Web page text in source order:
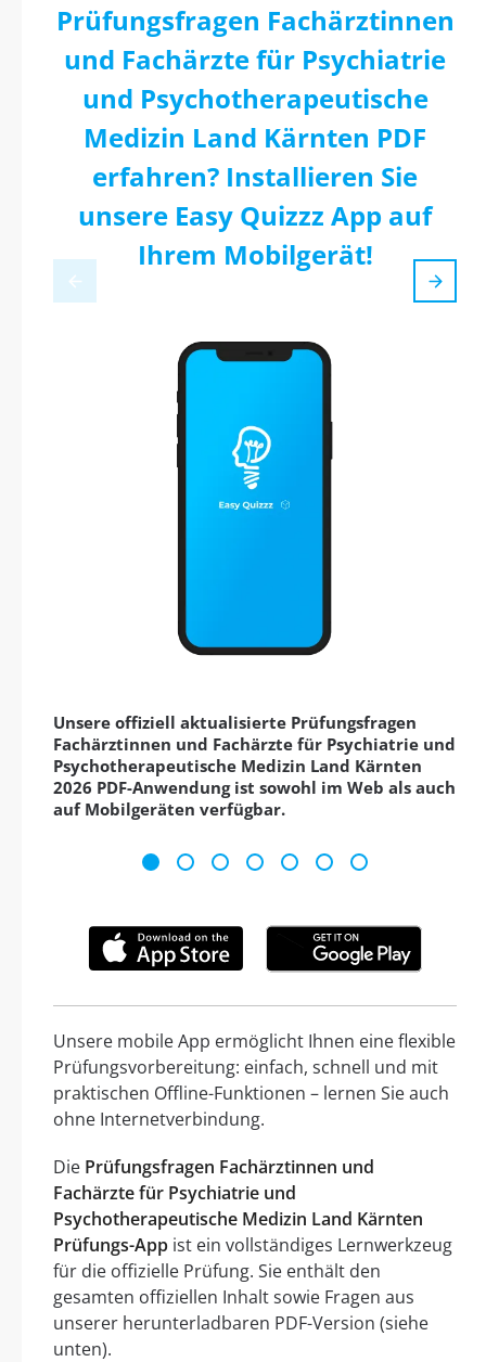
Prüfungsfragen Fachärztinnen
und Fachärzte für Psychiatrie
und Psychotherapeutische
Medizin Land Kärnten PDF
erfahren? Installieren Sie
unsere Easy Quizzz App auf
Ihrem Mobilgerät!
Unsere offiziell aktualisierte Prüfungsfragen
Fachärztinnen und Fachärzte für Psychiatrie und
Psychotherapeutische Medizin Land Kärnten
2026 PDF-Anwendung ist sowohl im Web als auch
auf Mobilgeräten verfügbar.
Unsere mobile App ermöglicht Ihnen eine flexible
Prüfungsvorbereitung: einfach, schnell und mit
praktischen Offline-Funktionen – lernen Sie auch
ohne Internetverbindung.
Die Prüfungsfragen Fachärztinnen und
Fachärzte für Psychiatrie und
Psychotherapeutische Medizin Land Kärnten
Prüfungs-App ist ein vollständiges Lernwerkzeug
für die offizielle Prüfung. Sie enthält den
gesamten offiziellen Inhalt sowie Fragen aus
unserer herunterladbaren PDF-Version (siehe
unten).